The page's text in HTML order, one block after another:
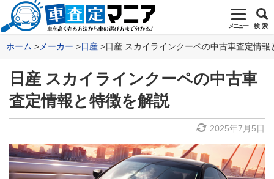
メニュー 検 索
ホーム メーカー 日産 日産 スカイラインクーペの中古車査定情報
日産 スカイラインクーペの中古車
査定情報と特徴を解説
2025年7月5日